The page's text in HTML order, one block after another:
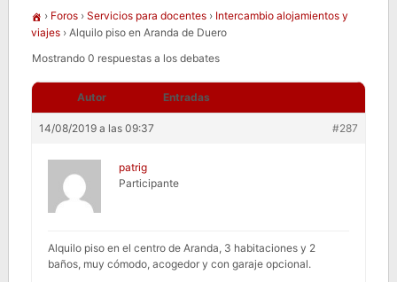
› Foros › Servicios para docentes › Intercambio alojamientos y
viajes › Alquilo piso en Aranda de Duero
Mostrando 0 respuestas a los debates
Autor Entradas
14/08/2019 a las 09:37 #287
patrig
Participante
Alquilo piso en el centro de Aranda, 3 habitaciones y 2
baños, muy cómodo, acogedor y con garaje opcional.